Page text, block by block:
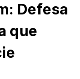
Defesa
que